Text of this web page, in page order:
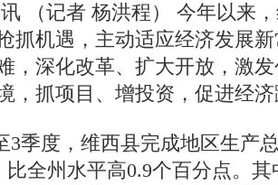
（记者 杨洪程）
今年以来
抓机遇，主动适应经济发展
，深化改革、扩大开放，激
，抓项目、增投资，促进经
3季度，维西县完成地区生产
比全州水平高0.9个百分点。